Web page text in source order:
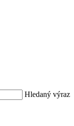
Hledaný výraz